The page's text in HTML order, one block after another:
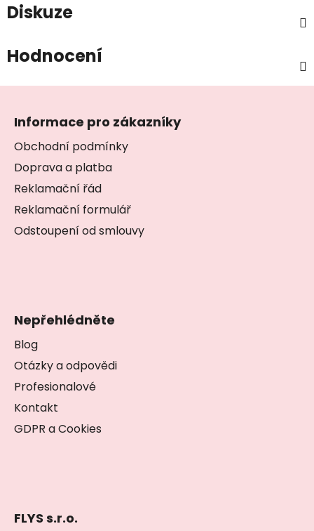
Diskuze
Hodnocení
Informace pro zákazníky
Obchodní podmínky
Doprava a platba
Reklamační řád
Reklamační formulář
Odstoupení od smlouvy
Nepřehlédněte
Blog
Otázky a odpovědi
Profesionalové
Kontakt
GDPR a Cookies
FLYS s.r.o.